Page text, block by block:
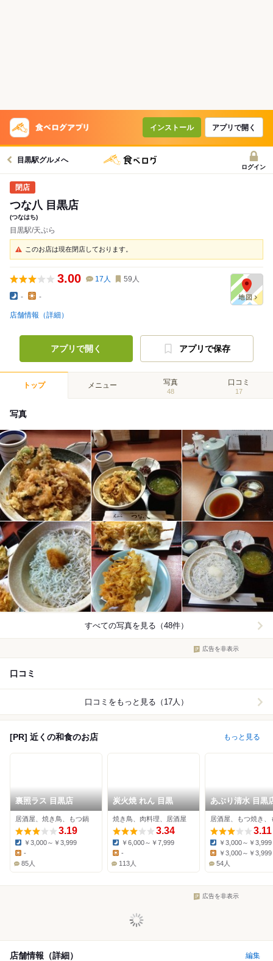
インストール アプリで開く
目黒駅グルメへ
ログイン
つな八 目黒店
(つなはち)
目黒駅/天ぷら
このお店は現在閉店しております。
3.00 17 人 59 人
- -
店舗情報（詳細）
アプリで開く アプリで保存
トップ メニュー 写真
48
口コミ
17
写真
すべての写真を見る（48件）
広告を非表示
口コミ
口コミをもっと見る（17人）
[PR] 近くの和食のお店 もっと見る
裏照ラス 目黒店
居酒屋、焼き鳥、もつ鍋
3.19
Dinner:
￥3,000～￥3,999
Lunch:
-
85人
炭火焼 れん 目黒
焼き鳥、肉料理、居酒屋
3.34
Dinner:
￥6,000～￥7,999
-
113人
あぶり清水 目黒
居酒屋、もつ焼き、
3.11
Dinner:
￥3,000～￥3,999
Lunch:
￥3,000～￥3,999
54人
広告を非表示
店舗情報（詳細） 編集